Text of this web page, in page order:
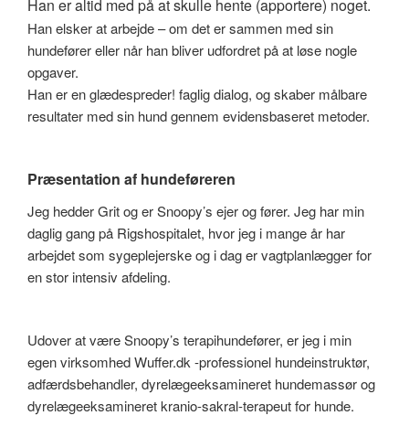
Han er altid med på at skulle hente (apportere) noget.
Han elsker at arbejde – om det er sammen med sin
hundefører eller når han bliver udfordret på at løse nogle
opgaver.
Han er en glædespreder! faglig dialog, og skaber målbare
resultater med sin hund gennem evidensbaseret metoder.
Præsentation af hundeføreren
Jeg hedder Grit og er Snoopy’s ejer og fører. Jeg har min
daglig gang på Rigshospitalet, hvor jeg i mange år har
arbejdet som sygeplejerske og i dag er vagtplanlægger for
en stor intensiv afdeling.
Udover at være Snoopy’s terapihundefører, er jeg i min
egen virksomhed Wuffer.dk -professionel hundeinstruktør,
adfærdsbehandler, dyrelægeeksamineret hundemassør og
dyrelægeeksamineret kranio-sakral-terapeut for hunde.